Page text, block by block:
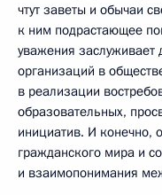
чтут заветы и обычаи
к ним подрастающее
уважения заслуживает
организаций в
в реализации
образовательных,
инициатив. И конечно,
гражданского мира и
и взаимопонимания